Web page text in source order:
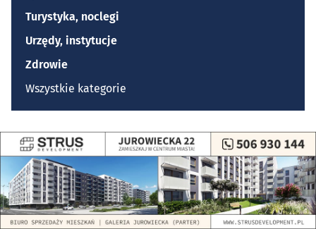
Turystyka, noclegi
Urzędy, instytucje
Zdrowie
Wszystkie kategorie